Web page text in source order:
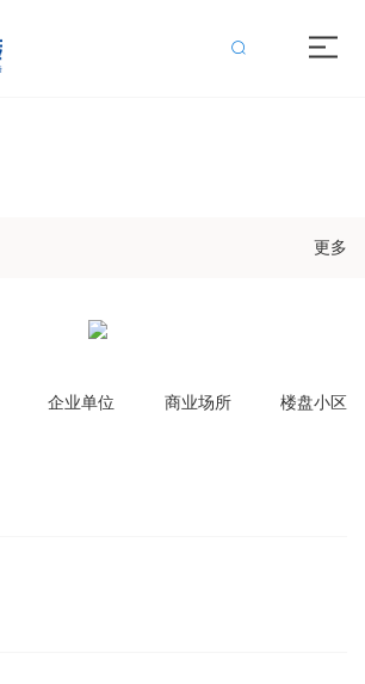
网站APP免费,黄瓜视频网站入口,黄瓜视频免费
更多
企业单位 商业场所 楼盘小区